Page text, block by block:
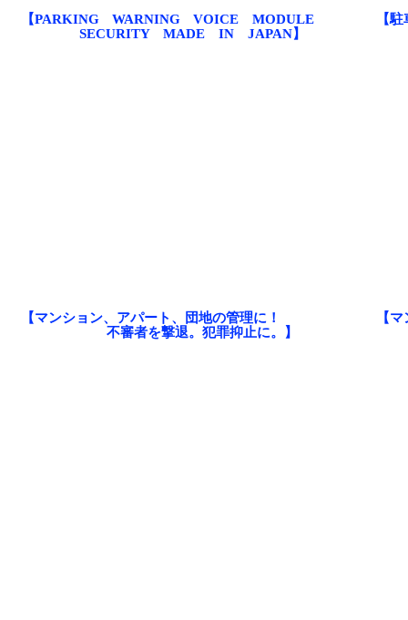
【PARKING WARNING VOICE MODULE
SECURITY MADE IN JAPAN】
【
【マンション、アパート、団地の管理に！
不審者を撃退。犯罪抑止に。】
【